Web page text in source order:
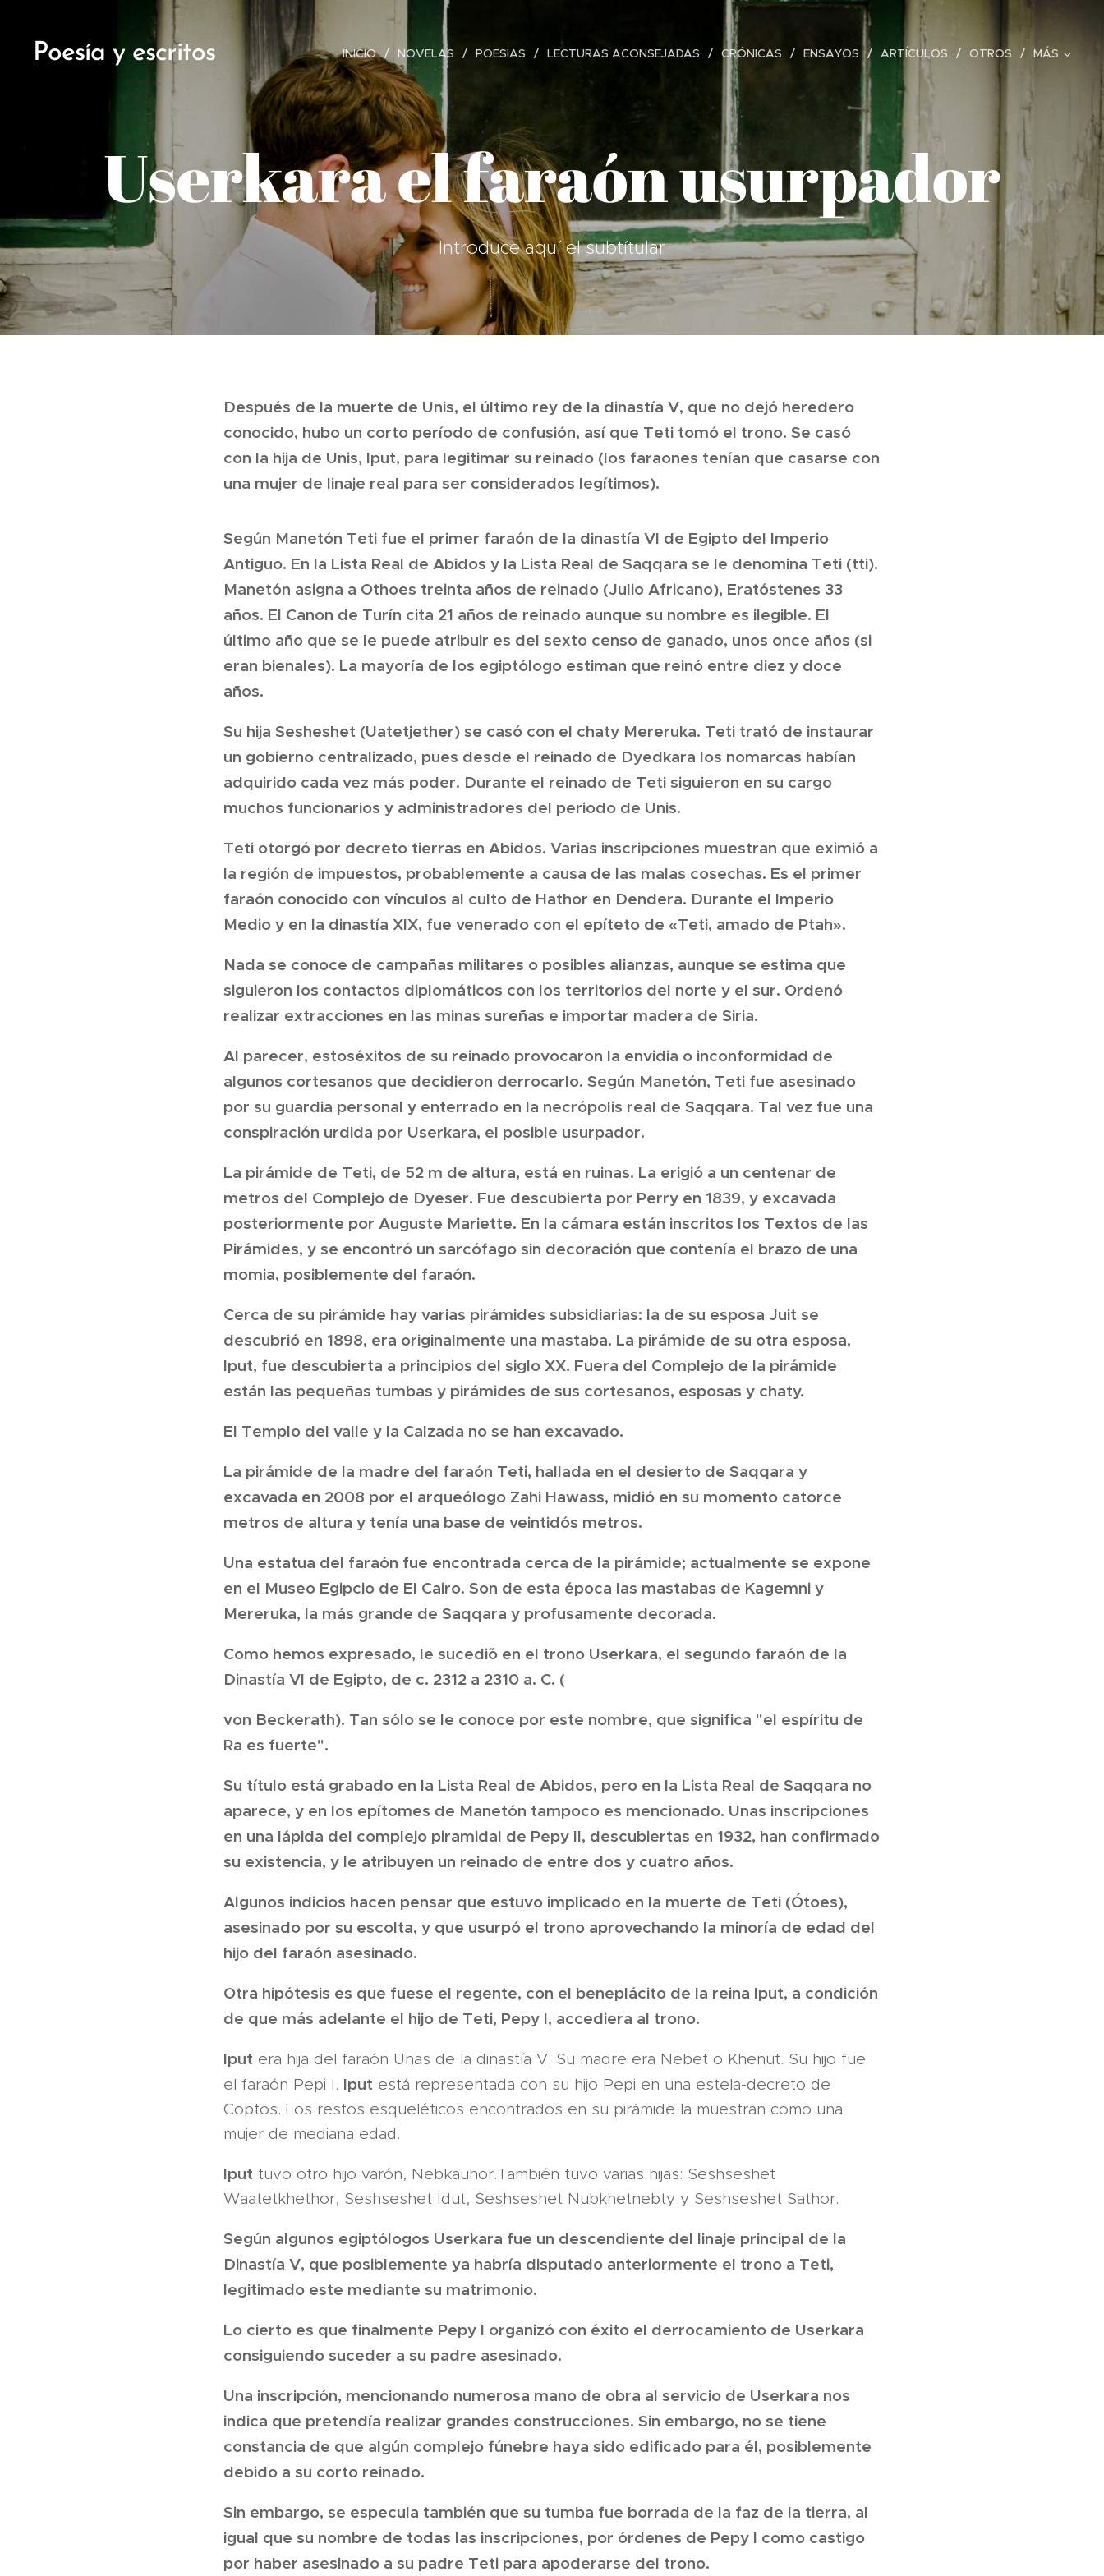
Poesía y escritos INICIO NOVELAS POESIAS LECTURAS ACONSEJADAS CRÓNICAS ENSAYOS ARTÍCULOS OTROS MÁS
Userkara el faraón usurpador
Introduce aquí el subtítular
Después de la muerte de Unis, el último rey de la dinastía V, que no dejó heredero
conocido, hubo un corto período de confusión, así que Teti tomó el trono. Se casó
con la hija de Unis, Iput, para legitimar su reinado (los faraones tenían que casarse con
una mujer de linaje real para ser considerados legítimos).
Según Manetón Teti fue el primer faraón de la dinastía VI de Egipto del Imperio
Antiguo. En la Lista Real de Abidos y la Lista Real de Saqqara se le denomina Teti (tti).
Manetón asigna a Othoes treinta años de reinado (Julio Africano), Eratóstenes 33
años. El Canon de Turín cita 21 años de reinado aunque su nombre es ilegible. El
último año que se le puede atribuir es del sexto censo de ganado, unos once años (si
eran bienales). La mayoría de los egiptólogo estiman que reinó entre diez y doce
años.
Su hija Sesheshet (Uatetjether) se casó con el chaty Mereruka. Teti trató de instaurar
un gobierno centralizado, pues desde el reinado de Dyedkara los nomarcas habían
adquirido cada vez más poder. Durante el reinado de Teti siguieron en su cargo
muchos funcionarios y administradores del periodo de Unis.
Teti otorgó por decreto tierras en Abidos. Varias inscripciones muestran que eximió a
la región de impuestos, probablemente a causa de las malas cosechas. Es el primer
faraón conocido con vínculos al culto de Hathor en Dendera. Durante el Imperio
Medio y en la dinastía XIX, fue venerado con el epíteto de «Teti, amado de Ptah».
Nada se conoce de campañas militares o posibles alianzas, aunque se estima que
siguieron los contactos diplomáticos con los territorios del norte y el sur. Ordenó
realizar extracciones en las minas sureñas e importar madera de Siria.
Al parecer, estoséxitos de su reinado provocaron la envidia o inconformidad de
algunos cortesanos que decidieron derrocarlo. Según Manetón, Teti fue asesinado
por su guardia personal y enterrado en la necrópolis real de Saqqara. Tal vez fue una
conspiración urdida por Userkara, el posible usurpador.
La pirámide de Teti, de 52 m de altura, está en ruinas. La erigió a un centenar de
metros del Complejo de Dyeser. Fue descubierta por Perry en 1839, y excavada
posteriormente por Auguste Mariette. En la cámara están inscritos los Textos de las
Pirámides, y se encontró un sarcófago sin decoración que contenía el brazo de una
momia, posiblemente del faraón.
Cerca de su pirámide hay varias pirámides subsidiarias: la de su esposa Juit se
descubrió en 1898, era originalmente una mastaba. La pirámide de su otra esposa,
Iput, fue descubierta a principios del siglo XX. Fuera del Complejo de la pirámide
están las pequeñas tumbas y pirámides de sus cortesanos, esposas y chaty.
El Templo del valle y la Calzada no se han excavado.
La pirámide de la madre del faraón Teti, hallada en el desierto de Saqqara y
excavada en 2008 por el arqueólogo Zahi Hawass, midió en su momento catorce
metros de altura y tenía una base de veintidós metros.
Una estatua del faraón fue encontrada cerca de la pirámide; actualmente se expone
en el Museo Egipcio de El Cairo. Son de esta época las mastabas de Kagemni y
Mereruka, la más grande de Saqqara y profusamente decorada.
Como hemos expresado, le sucedi´ó en el trono Userkara, el segundo faraón de la
Dinastía VI de Egipto, de c. 2312 a 2310 a. C. (
von Beckerath). Tan sólo se le conoce por este nombre, que significa "el espíritu de
Ra es fuerte".
Su título está grabado en la Lista Real de Abidos, pero en la Lista Real de Saqqara no
aparece, y en los epítomes de Manetón tampoco es mencionado. Unas inscripciones
en una lápida del complejo piramidal de Pepy II, descubiertas en 1932, han confirmado
su existencia, y le atribuyen un reinado de entre dos y cuatro años.
Algunos indicios hacen pensar que estuvo implicado en la muerte de Teti (Ótoes),
asesinado por su escolta, y que usurpó el trono aprovechando la minoría de edad del
hijo del faraón asesinado.
Otra hipótesis es que fuese el regente, con el beneplácito de la reina Iput, a condición
de que más adelante el hijo de Teti, Pepy I, accediera al trono.
Iput era hija del faraón Unas de la dinastía V. Su madre era Nebet o Khenut. Su hijo fue
el faraón Pepi I. Iput está representada con su hijo Pepi en una estela-decreto de
Coptos. Los restos esqueléticos encontrados en su pirámide la muestran como una
mujer de mediana edad.
Iput tuvo otro hijo varón, Nebkauhor.​También tuvo varias hijas: Seshseshet
Waatetkhethor, Seshseshet Idut, Seshseshet Nubkhetnebty y Seshseshet Sathor.
Según algunos egiptólogos Userkara fue un descendiente del linaje principal de la
Dinastía V, que posiblemente ya habría disputado anteriormente el trono a Teti,
legitimado este mediante su matrimonio.
Lo cierto es que finalmente Pepy I organizó con éxito el derrocamiento de Userkara
consiguiendo suceder a su padre asesinado.
Una inscripción, mencionando numerosa mano de obra al servicio de Userkara nos
indica que pretendía realizar grandes construcciones. Sin embargo, no se tiene
constancia de que algún complejo fúnebre haya sido edificado para él, posiblemente
debido a su corto reinado.
Sin embargo, se especula también que su tumba fue borrada de la faz de la tierra, al
igual que su nombre de todas las inscripciones, por órdenes de Pepy I como castigo
por haber asesinado a su padre Teti para apoderarse del trono.